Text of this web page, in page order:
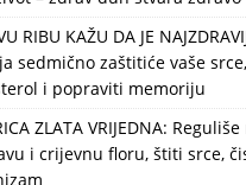
RIBU KAŽU DA JE
sedmično zaštitiće vaše
i popraviti memoriju
ZLATA VRIJEDNA:
i crijevnu floru, štiti srce,